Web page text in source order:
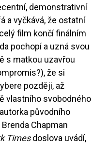
demonstrativní
a vyčkává, že ostatní
film končí finálním
pochopí a uzná svou
s matkou uzavřou
že si
později, až
vlastního svobodného
původního
Chapman
Timesdoslova uvádí,